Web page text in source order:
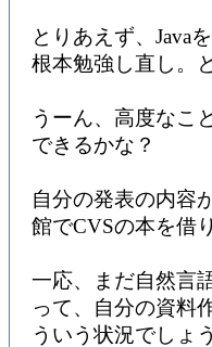
とりあえず、Java
根本勉強し直し。
うーん、高度なこ
できるかな？
自分の発表の内容
館でCVSの本を借
一応、まだ自然言
って、自分の資料
ういう状況でしょ